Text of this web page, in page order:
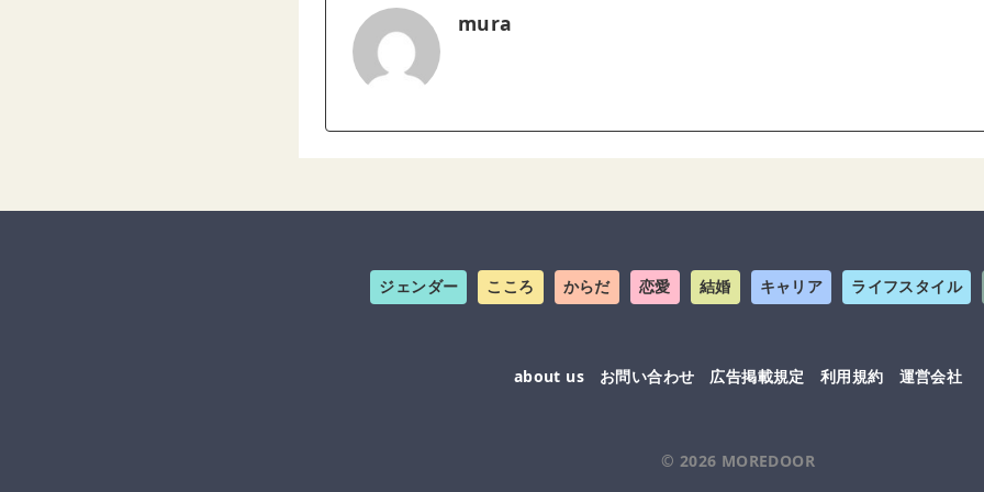
mura
ジェンダー こころ からだ 恋愛 結婚 キャリア ライフスタイル
about us お問い合わせ 広告掲載規定 利用規約 運営会社
© 2026 MOREDOOR